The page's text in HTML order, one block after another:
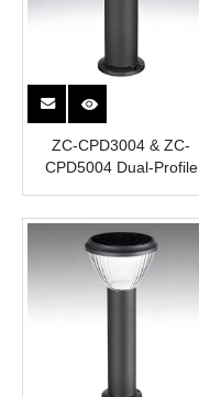
ZC-CPD3004 & ZC-
CPD5004 Dual-Profile